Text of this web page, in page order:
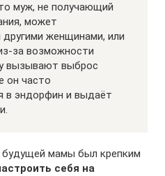
муж, не получающий
может
другими женщинами, или
за возможности
вызывают выброс
он часто
в эндорфин и выдаёт
мамы был крепким
себя на